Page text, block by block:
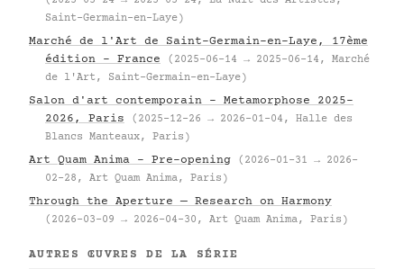
Saint-Germain-en-Laye)
Marché de l'Art de Saint-Germain-en-Laye, 17ème
édition – France
(2025-06-14 → 2025-06-14, Marché
de l'Art, Saint-Germain-en-Laye)
Salon d'art contemporain – Metamorphose 2025–
2026, Paris
(2025-12-26 → 2026-01-04, Halle des
Blancs Manteaux, Paris)
Art Quam Anima – Pre-opening
(2026-01-31 → 2026-
02-28, Art Quam Anima, Paris)
Through the Aperture — Research on Harmony
(2026-03-09 → 2026-04-30, Art Quam Anima, Paris)
AUTRES ŒUVRES DE LA SÉRIE